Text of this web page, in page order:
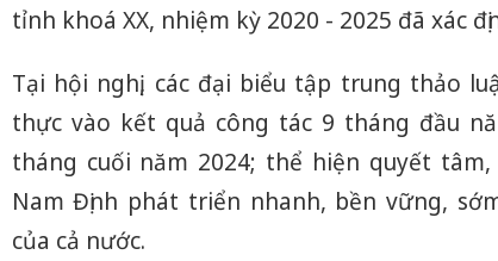
tỉnh khoá XX, nhiệm kỳ 2020 - 2025 đã xác
Tại hội nghị, các đại biểu tập trung thảo
thực vào kết quả công tác 9 tháng đầu
tháng cuối năm 2024; thể hiện quyết
Nam Định phát triển nhanh, bền vững,
của cả nước.